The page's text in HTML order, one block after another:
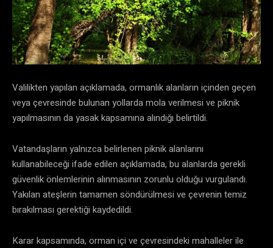
Valilikten yapılan açıklamada, ormanlık alanların içinden geçen
veya çevresinde bulunan yollarda mola verilmesi ve piknik
yapılmasının da yasak kapsamına alındığı belirtildi.
Vatandaşların yalnızca belirlenen piknik alanlarını
kullanabileceği ifade edilen açıklamada, bu alanlarda gerekli
güvenlik önlemlerinin alınmasının zorunlu olduğu vurgulandı.
Yakılan ateşlerin tamamen söndürülmesi ve çevrenin temiz
bırakılması gerektiği kaydedildi.
Karar kapsamında, orman içi ve çevresindeki mahalleler ile